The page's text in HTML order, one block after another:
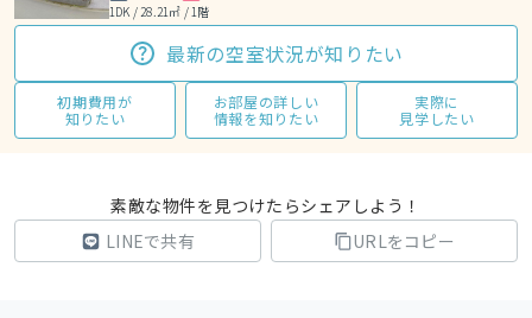
1DK / 28.21㎡ / 1階
最新の空室状況が知りたい
初期費用が
知りたい
お部屋の詳しい
情報を知りたい
実際に
見学したい
素敵な物件を見つけたらシェアしよう！
LINEで共有
URLをコピー